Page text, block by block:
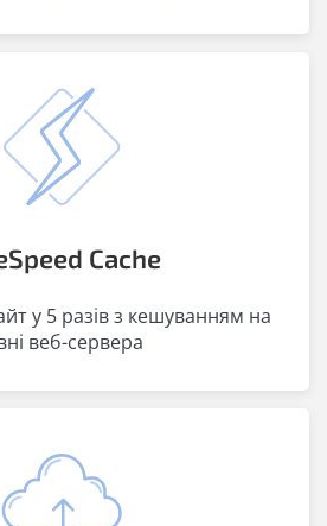
Cache
у 5 разів з кешуванням на
веб-сервера